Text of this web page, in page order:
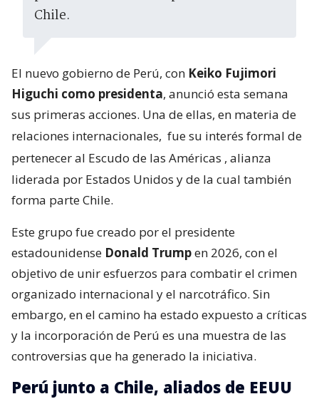
Chile.
El nuevo gobierno de Perú, con Keiko Fujimori
Higuchi como presidenta, anunció esta semana
sus primeras acciones. Una de ellas, en materia de
relaciones internacionales, fue su interés formal de
pertenecer al Escudo de las Américas , alianza
liderada por Estados Unidos y de la cual también
forma parte Chile.
Este grupo fue creado por el presidente
estadounidense Donald Trumpen 2026, con el
objetivo de unir esfuerzos para combatir el crimen
organizado internacional y el narcotráfico. Sin
embargo, en el camino ha estado expuesto a críticas
y la incorporación de Perú es una muestra de las
controversias que ha generado la iniciativa.
Perú junto a Chile, aliados de EEUU